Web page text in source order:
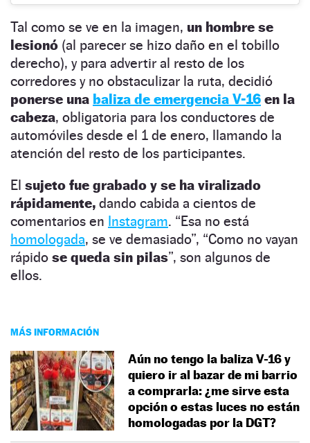
Tal como se ve en la imagen, un hombre se
lesionó (al parecer se hizo daño en el tobillo
derecho), y para advertir al resto de los
corredores y no obstaculizar la ruta, decidió
ponerse una baliza de emergencia V-16 en la
cabeza, obligatoria para los conductores de
automóviles desde el 1 de enero, llamando la
atención del resto de los participantes.
El sujeto fue grabado y se ha viralizado
rápidamente, dando cabida a cientos de
comentarios en Instagram. “Esa no está
homologada, se ve demasiado”, “Como no vayan
rápido se queda sin pilas”, son algunos de
ellos.
MÁS INFORMACIÓN
Aún no tengo la baliza V-16 y
quiero ir al bazar de mi barrio
a comprarla: ¿me sirve esta
opción o estas luces no están
homologadas por la DGT?